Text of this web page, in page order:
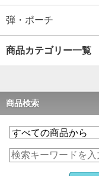
弾・ポーチ
商品カテゴリー一覧
商品検索